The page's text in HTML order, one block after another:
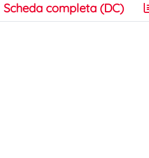
Scheda completa (DC)